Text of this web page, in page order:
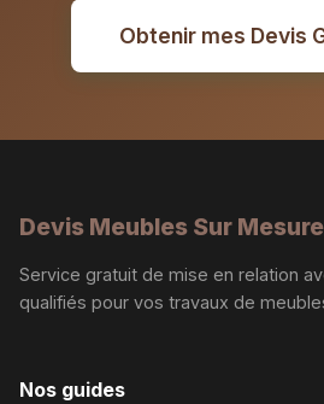
Obtenir mes Devis
Devis Meubles Sur Mesure
Service gratuit de mise en relation
qualifiés pour vos travaux de
Nos guides